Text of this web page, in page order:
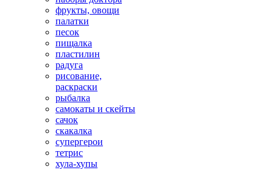
фрукты, овощи
палатки
песок
пищалка
пластилин
радуга
рисование,
раскраски
рыбалка
самокаты и скейты
сачок
скакалка
супергерои
тетрис
хула-хупы